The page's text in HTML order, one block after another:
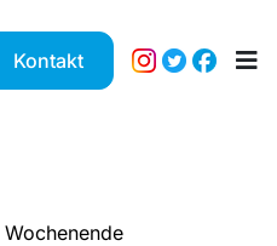
Kontakt